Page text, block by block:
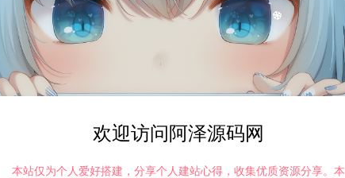
欢迎访问阿泽源码网
本站仅为个人爱好搭建，分享个人建站心得，收集优质资源分享。本